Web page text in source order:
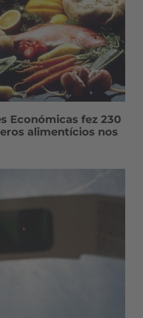
Económicas fez 230
alimentícios nos